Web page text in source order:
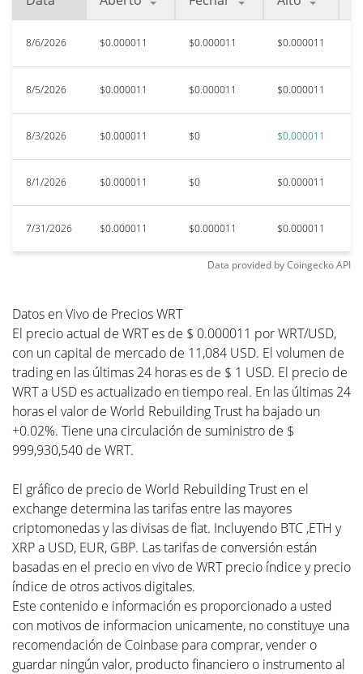
8/6/2026 $0.000011 $0.000011 $0.000011
8/5/2026 $0.000011 $0.000011 $0.000011
8/3/2026 $0.000011 $0 $0.000011
8/1/2026 $0.000011 $0 $0.000011
7/31/2026 $0.000011 $0.000011 $0.000011
Data provided byCoingeckoAPI
Datos en Vivo de Precios WRT
El precio actual de WRT es de $ 0.000011 por WRT/USD,
con un capital de mercado de 11,084 USD. El volumen de
trading en las últimas 24 horas es de $ 1 USD. El precio de
WRT a USD es actualizado en tiempo real. En las últimas 24
horas el valor de World Rebuilding Trust ha bajado un
+0.02%. Tiene una circulación de suministro de $
999,930,540 de WRT.
El gráfico de precio de World Rebuilding Trust en el
exchange determina las tarifas entre las mayores
criptomonedas y las divisas de fiat. Incluyendo BTC ,ETH y
XRP a USD, EUR, GBP. Las tarifas de conversión están
basadas en el precio en vivo de WRT precio índice y precio
índice de otros activos digitales.
Este contenido e información es proporcionado a usted
con motivos de informacion unicamente, no constituye una
recomendación de Coinbase para comprar, vender o
guardar ningún valor, producto financiero o instrumento al